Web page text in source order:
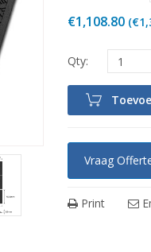
€1,108.80 (€
Vraag
Print